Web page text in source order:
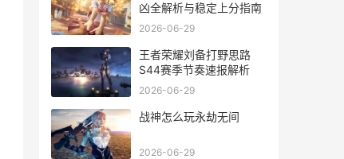
凶全解析与稳定上分指南
2026-06-29
王者荣耀刘备打野思路
S44赛季节奏速报解析
2026-06-29
战神怎么玩永劫无间
2026-06-29